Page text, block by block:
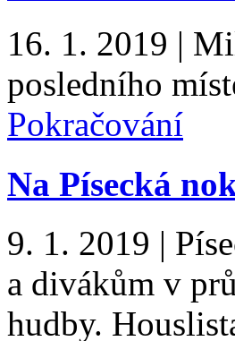
16. 1. 2019 |
posledního
Pokračování
Na Písecká
9. 1. 2019 |
a divákům v
hudby.